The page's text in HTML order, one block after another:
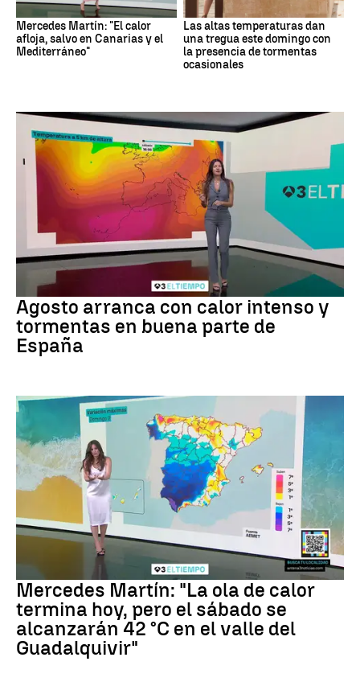
Mercedes Martín: "El calor
afloja, salvo en Canarias y el
Mediterráneo"
Las altas temperaturas dan
una tregua este domingo con
la presencia de tormentas
ocasionales
Tiempo
Agosto arranca con calor intenso y
tormentas en buena parte de
España
La previsión
Mercedes Martín: "La ola de calor
termina hoy, pero el sábado se
alcanzarán 42 °C en el valle del
Guadalquivir"